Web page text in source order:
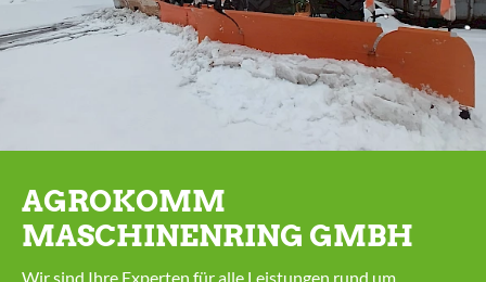
AGROKOMM
MASCHINENRING GMBH
Wir sind Ihre Experten für alle Leistungen rund um